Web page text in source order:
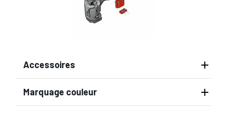
Accessoires
Marquage couleur